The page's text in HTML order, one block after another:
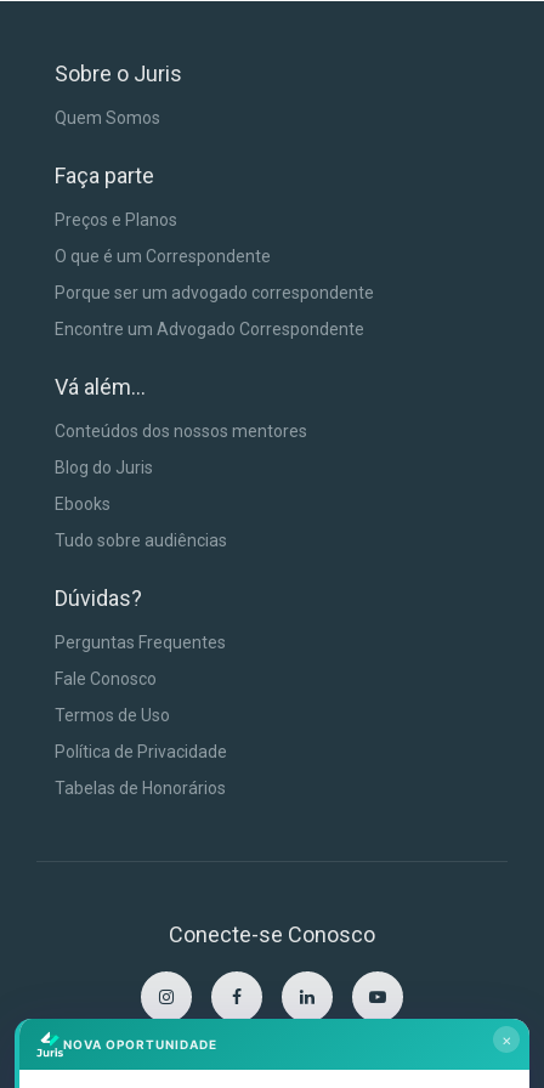
Sobre o Juris
Quem Somos
Faça parte
Preços e Planos
O que é um Correspondente
Porque ser um advogado correspondente
Encontre um Advogado Correspondente
Vá além...
Conteúdos dos nossos mentores
Blog do Juris
Ebooks
Tudo sobre audiências
Dúvidas?
Perguntas Frequentes
Fale Conosco
Termos de Uso
Política de Privacidade
Tabelas de Honorários
Conecte-se Conosco
×
NOVA OPORTUNIDADE